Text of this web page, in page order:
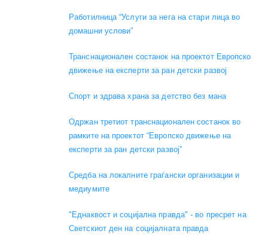
Работилница “Услуги за нега на стари лица во
домашни услови”
Транснационален состанок на проектот Европско
движење на експерти за ран детски развој
Спорт и здрава храна за детство без мана
Одржан третиот транснационален состанок во
рамките на проектот “Европско движење на
експерти за ран детски развој”
Средба на локалните граѓански организации и
медиумите
"Еднаквост и социјална правда" - во пресрет на
Светскиот ден на социјалната правда